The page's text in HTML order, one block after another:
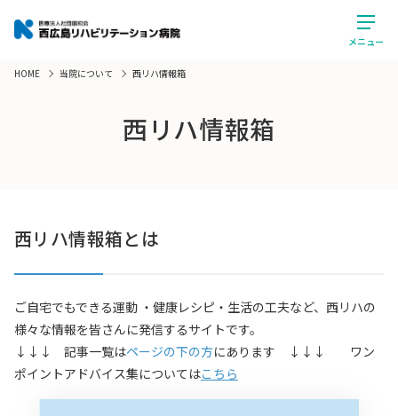
メニュー
HOME 当院について 西リハ情報箱
西リハ情報箱
西リハ情報箱とは
ご自宅でもできる運動 ・健康レシピ・生活の工夫など、西リハの
様々な情報を皆さんに発信するサイトです。
↓↓↓ 記事一覧はページの下の方にあります ↓↓↓ ワン
ポイントアドバイス集についてはこちら